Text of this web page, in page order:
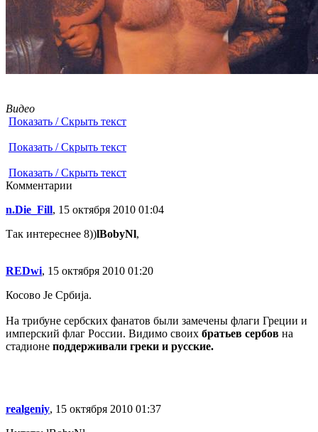
Видео
Показать / Скрыть текст
Показать / Скрыть текст
Показать / Скрыть текст
Комментарии
n.Die_Fill, 15 октября 2010 01:04
Так интереснее 8))lBobyNl,
REDwi, 15 октября 2010 01:20
Косово Je Србиja.
На трибуне сербских фанатов были замечены флаги Греции и
имперский флаг России. Видимо своих братьев сербов на
стадионе поддерживали греки и русские.
realgeniy, 15 октября 2010 01:37